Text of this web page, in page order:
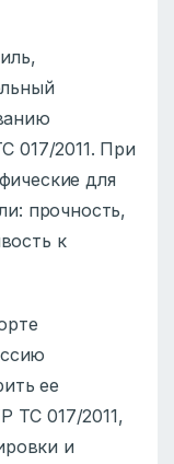
017/2011. При
для
прочность,
к
ее
ТС 017/2011,
и